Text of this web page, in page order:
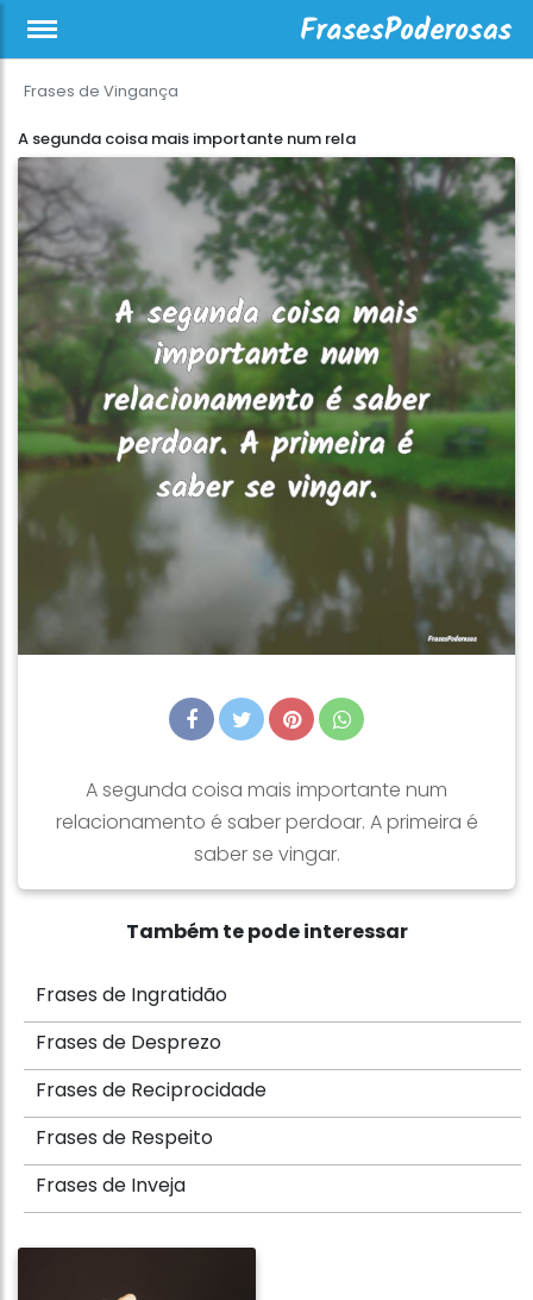
Frases de Vingança
A segunda coisa mais importante num rela
A segunda coisa mais importante num
relacionamento é saber perdoar. A primeira é
saber se vingar.
Também te pode interessar
Frases de Ingratidão
Frases de Desprezo
Frases de Reciprocidade
Frases de Respeito
Frases de Inveja